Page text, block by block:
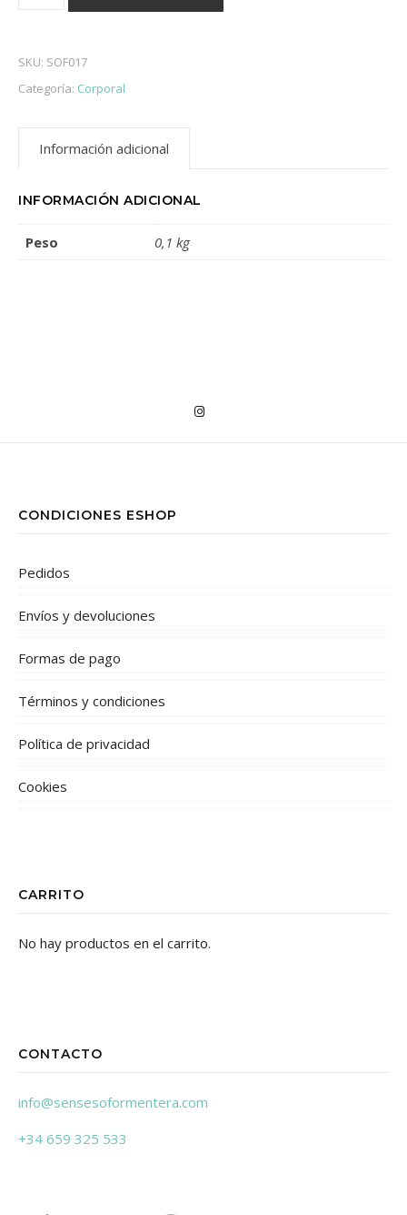
SKU: SOF017
Categoría: Corporal
Información adicional
INFORMACIÓN ADICIONAL
Peso 0,1 kg
CONDICIONES ESHOP
Pedidos
Envíos y devoluciones
Formas de pago
Términos y condiciones
Política de privacidad
Cookies
CARRITO
No hay productos en el carrito.
CONTACTO
info@sensesoformentera.com
+34 659 325 533